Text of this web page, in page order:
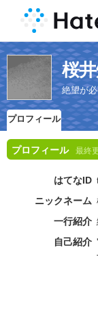
桜
絶望が
プロフィール
プロフィール 最終
はてなID
ニックネーム
一行紹介
自己紹介